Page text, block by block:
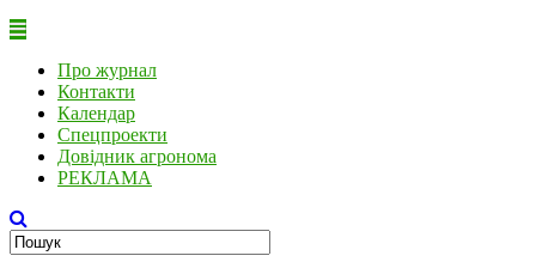
Про журнал
Контакти
Календар
Спецпроекти
Довідник агронома
РЕКЛАМА